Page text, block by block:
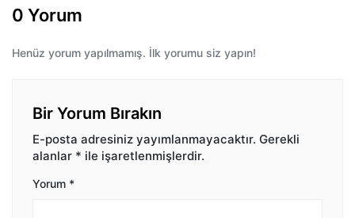
0 Yorum
Henüz yorum yapılmamış. İlk yorumu siz yapın!
Bir Yorum Bırakın
E-posta adresiniz yayımlanmayacaktır. Gerekli
alanlar * ile işaretlenmişlerdir.
Yorum *